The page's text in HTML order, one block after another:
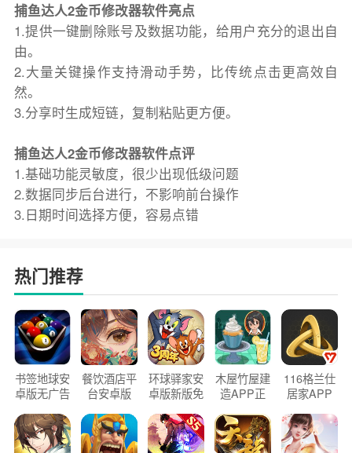
捕鱼达人2金币修改器软件亮点
1.提供一键删除账号及数据功能，给用户充分的退出自
由。
2.大量关键操作支持滑动手势，比传统点击更高效自
然。
3.分享时生成短链，复制粘贴更方便。
捕鱼达人2金币修改器软件点评
1.基础功能灵敏度，很少出现低级问题
2.数据同步后台进行，不影响前台操作
3.日期时间选择方便，容易点错
热门推荐
书签地球安
卓版无广告
餐饮酒店平
台安卓版
环球驿家安
卓版新版免
木屋竹屋建
造APP正
116格兰仕
居家APP